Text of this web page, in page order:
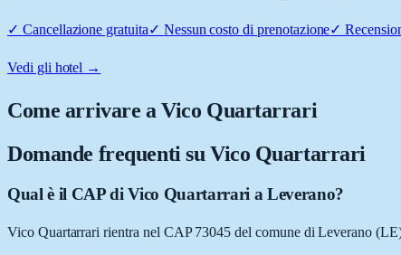
✓ Cancellazione gratuita✓ Nessun costo di prenotazione✓
Vedi gli hotel →
Come arrivare aVico Quartarrari
Domande frequenti su Vico Quartarrari
Qual è il CAP di Vico Quartarrari a Leverano?
Vico Quartarrari rientra nel CAP 73045 del comune di Leverano